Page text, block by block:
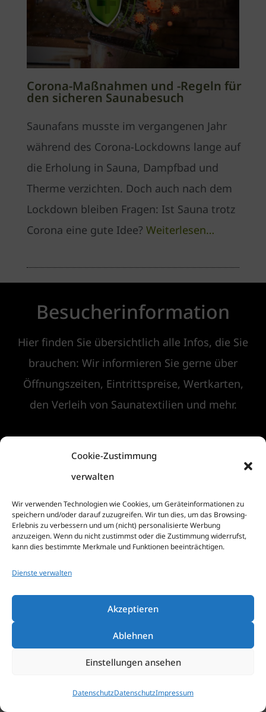
Cookie-Zustimmung
verwalten
Wir verwenden Technologien wie Cookies, um Geräteinformationen zu
speichern und/oder darauf zuzugreifen. Wir tun dies, um das Browsing-
Erlebnis zu verbessern und um (nicht) personalisierte Werbung
anzuzeigen. Wenn du nicht zustimmst oder die Zustimmung widerrufst,
kann dies bestimmte Merkmale und Funktionen beeinträchtigen.
Dienste verwalten
Akzeptieren
Ablehnen
Einstellungen ansehen
DatenschutzDatenschutzImpressum
Corona-Maßnahmen und -Regeln für
den sicheren Saunabesuch
Saunafans musste im vergangenen Jahr
während des Corona-Lockdowns lange auf
die Erholung in Sauna, Dampfbad und
Therme verzichten. Doch auch nach dem
Lockdown bleiben Fragen: Ist Sauna trotz
Corona eine gute Idee? Weiterlesen…
Besucherinformation
Hier finden Sie übersichtlich alle Infos, die Sie
brauchen: Wir informieren Sie gerne über
Öffnungszeiten, Eintrittspreise, Wertkarten,
den Verleih von Saunatextilien und mehr.
Eine behagliche Atmosphäre in der sich
unsere Saunagäste so wohlfühlen, dass sie
gerne wiederkommen, zeichnet den
Saunapark Siebengebirge aus. Ebenso wie sein